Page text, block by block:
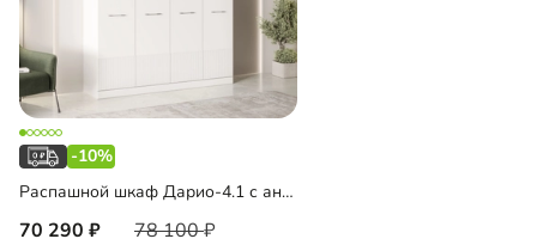
-10%
Распашной шкаф Дарио-4.1 с антресолью
70 290 78 100